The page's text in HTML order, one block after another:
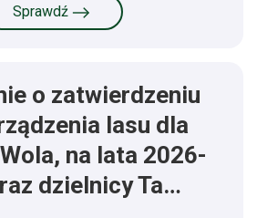
Sprawdź
o zatwierdzeniu
lasu dla
na lata 2026-
dzielnicy Ta…